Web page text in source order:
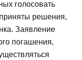
голосовать
решения,
Заявление
погашения,